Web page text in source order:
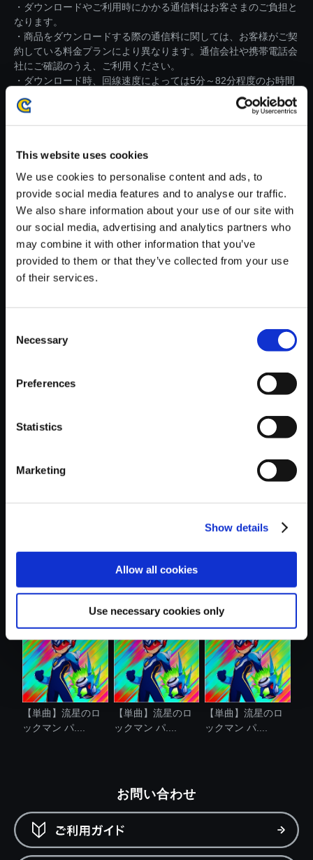
This website uses cookies
We use cookies to personalise content and ads, to
provide social media features and to analyse our traffic.
We also share information about your use of our site with
our social media, advertising and analytics partners who
may combine it with other information that you’ve
provided to them or that they’ve collected from your use
of their services.
Selection
Necessary
Preferences
Statistics
Marketing
Show details
Allow all cookies
Use necessary cookies only
・ダウンロードやご利用時にかかる通信料はお客さまのご負担と
なります。
・商品をダウンロードする際の通信料に関しては、お客様がご契
約している料金プランにより異なります。通信会社や携帯電話会
社にご確認のうえ、ご利用ください。
・ダウンロード時、回線速度によっては5分～82分程度のお時間
がかかる場合がございます。
※ご購入いただいたファイルのダウンロードの際には、通信環境
が安定しているWifi環境でお試しください。
【単曲】流星のロックマン パー
フェクトコレクション オリジナ
ルサウンドトラック Road To Vi
おすすめ商品
ックマン パ....
【単曲】流星のロ
ックマン パ....
ックマン パ....
【単曲】流星のロ
ックマン パ....
【単曲】流星のロ
ックマン パ....
【単曲】流星のロ
ックマン パ....
お問い合わせ